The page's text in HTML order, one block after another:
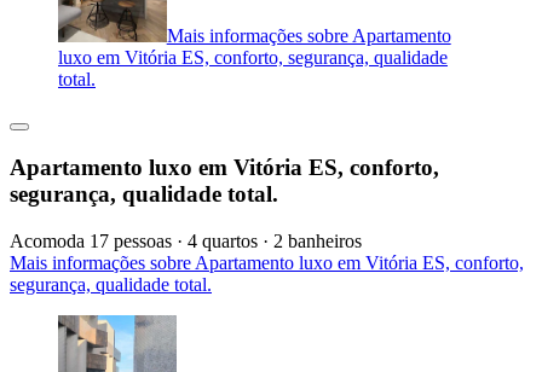
Mais informações sobre Apartamento
luxo em Vitória ES, conforto, segurança, qualidade
total.
Apartamento luxo em Vitória ES, conforto,
segurança, qualidade total.
Acomoda 17 pessoas · 4 quartos · 2 banheiros
Mais informações sobre Apartamento luxo em Vitória ES, conforto,
segurança, qualidade total.